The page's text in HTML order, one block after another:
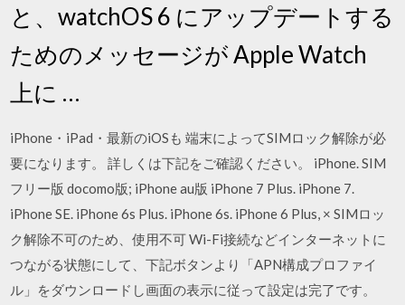
と、watchOS 6 にアップデートする
ためのメッセージが Apple Watch
上に …
iPhone・iPad・最新のiOSも 端末によってSIMロック解除が必
要になります。 詳しくは下記をご確認ください。 iPhone. SIM
フリー版 docomo版; iPhone au版 iPhone 7 Plus. iPhone 7.
iPhone SE. iPhone 6s Plus. iPhone 6s. iPhone 6 Plus, × SIMロッ
ク解除不可のため、使用不可 Wi-Fi接続などインターネットに
つながる状態にして、下記ボタンより「APN構成プロファイ
ル」をダウンロードし画面の表示に従って設定は完了です。